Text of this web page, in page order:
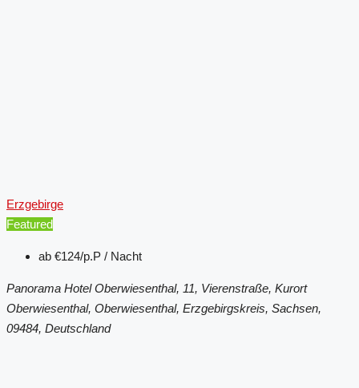
Erzgebirge
Featured
ab €124/p.P / Nacht
Panorama Hotel Oberwiesenthal, 11, Vierenstraße, Kurort
Oberwiesenthal, Oberwiesenthal, Erzgebirgskreis, Sachsen,
09484, Deutschland